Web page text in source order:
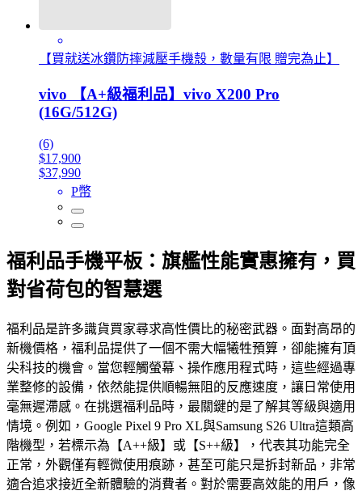
【買就送冰鑽防摔減壓手機殼，數量有限 贈完為止】
vivo 【A+級福利品】vivo X200 Pro
(16G/512G)
(6)
$17,900
$37,990
P幣
福利品手機平板：旗艦性能實惠擁有，買
對省荷包的智慧選
福利品是許多識貨買家尋求高性價比的秘密武器。面對高昂的
新機價格，福利品提供了一個不需大幅犧牲預算，卻能擁有頂
尖科技的機會。當您輕觸螢幕、操作應用程式時，這些經過專
業整修的設備，依然能提供順暢無阻的反應速度，讓日常使用
毫無遲滯感。在挑選福利品時，最關鍵的是了解其等級與適用
情境。例如，Google Pixel 9 Pro XL與Samsung S26 Ultra這類高
階機型，若標示為【A++級】或【S++級】，代表其功能完全
正常，外觀僅有輕微使用痕跡，甚至可能只是拆封新品，非常
適合追求接近全新體驗的消費者。對於需要高效能的用戶，像